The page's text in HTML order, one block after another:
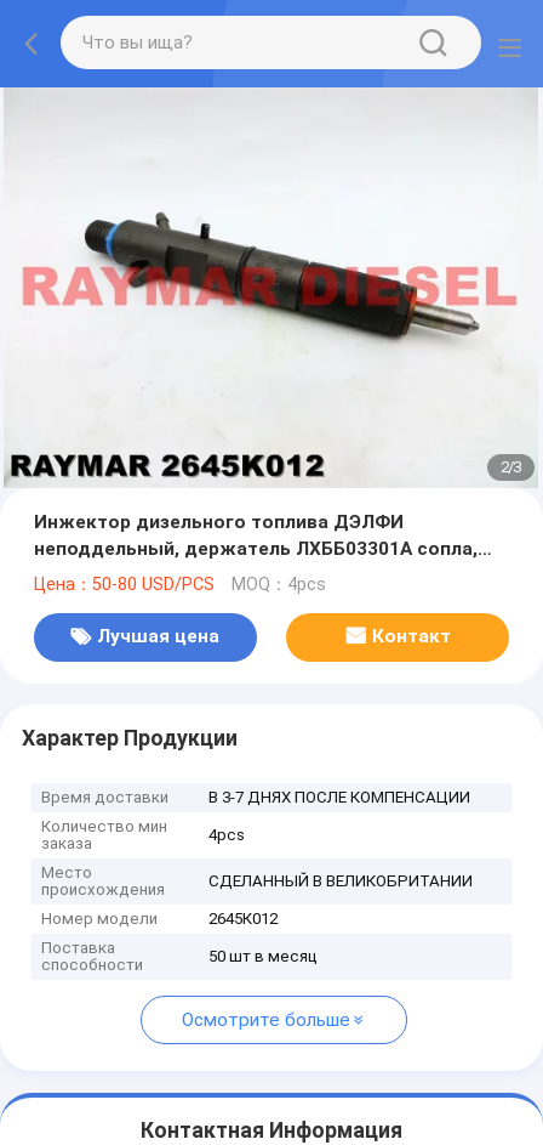
2/3
Инжектор дизельного топлива ДЭЛФИ
неподдельный, держатель ЛХББ03301А сопла,
Б03301А для перспективы 1104К.44ТА 2645К012
Цена：50-80 USD/PCS MOQ：4pcs
Лучшая цена Контакт
Характер Продукции
Время доставки
В 3-7 ДНЯХ ПОСЛЕ КОМПЕНСАЦИИ
Количество мин
заказа
4pcs
Место
происхождения
СДЕЛАННЫЙ В ВЕЛИКОБРИТАНИИ
Номер модели
2645К012
Поставка
способности
50 шт в месяц
Осмотрите больше
Контактная Информация